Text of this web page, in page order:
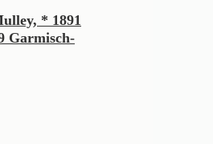
* 1891
Garmisch-